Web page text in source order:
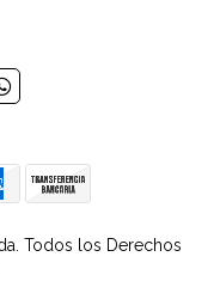
Todos los Derechos